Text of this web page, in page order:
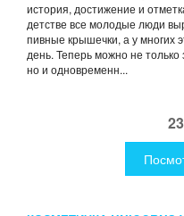
история, достижение и
детстве все молодые люди
пивные крышечки, а у многих
день. Теперь можно не
но и одновременн...